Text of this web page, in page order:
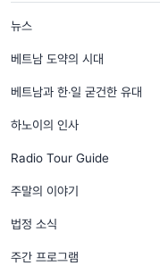
menu footer
뉴스
베트남 도약의 시대
베트남과 한‧일 굳건한 유대
하노이의 인사
Radio Tour Guide
주말의 이야기
법정 소식
주간 프로그램